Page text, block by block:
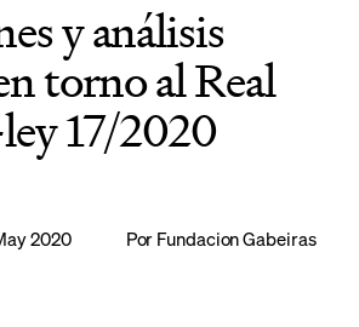
y análisis
torno al Real
17/2020
2020 Por Fundacion Gabeiras